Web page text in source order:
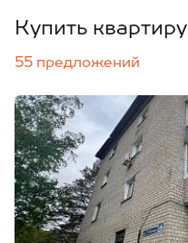
Купить квартиру
55 предложений